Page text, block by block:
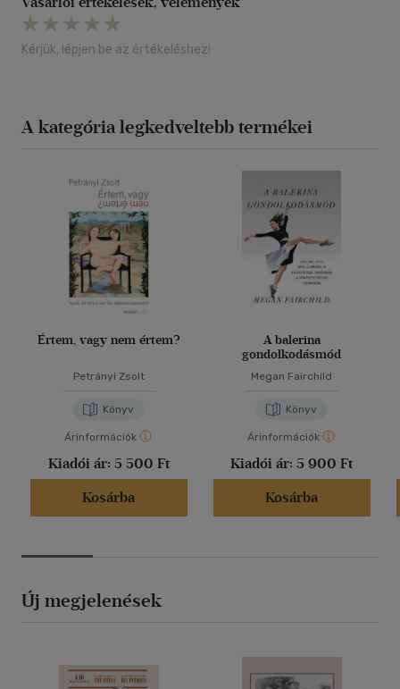
Kérjük, lépjen be az értékeléshez!
A kategória legkedveltebb termékei
Értem, vagy nem értem?
Petrányi Zsolt
Könyv
Árinformációk
Kiadói ár: 5 500 Ft
Kosárba
A balerina
gondolkodásmód
Megan Fairchild
Könyv
Árinformációk
Kiadói ár: 5 900 Ft
Kosárba
Új megjelenések